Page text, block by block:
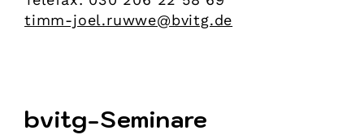
timm-joel.ruwwe@bvitg.de
bvitg-Seminare